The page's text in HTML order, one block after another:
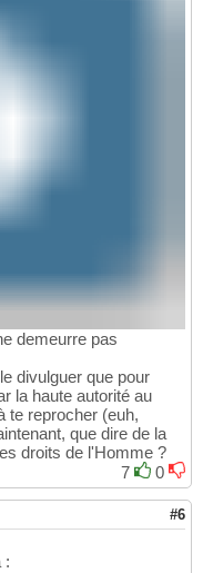
demeurre pas
divulguer que pour
la haute autorité au
te reprocher (euh,
que dire de la
droits de l'Homme ?
7
0
#6
: